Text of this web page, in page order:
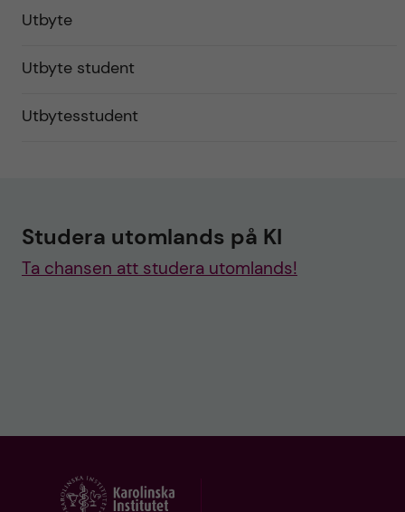
Utbyte
Utbyte student
Utbytesstudent
Studera utomlands på KI
Ta chansen att studera utomlands!